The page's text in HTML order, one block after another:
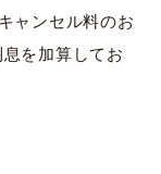
ャンセル料のお
を加算してお